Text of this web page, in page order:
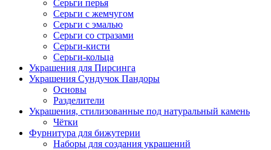
Серьги перья
Серьги с жемчугом
Серьги с эмалью
Серьги со стразами
Серьги-кисти
Серьги-кольца
Украшения для Пирсинга
Украшения Сундучок Пандоры
Основы
Разделители
Украшения, стилизованные под натуральный камень
Чётки
Фурнитура для бижутерии
Наборы для создания украшений